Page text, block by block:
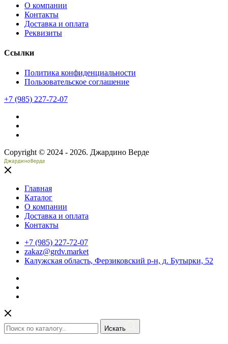
О компании
Контакты
Доставка и оплата
Реквизиты
Ссылки
Политика конфиденциальности
Пользовательское соглашение
+7 (985) 227-72-07
Copyright © 2024 - 2026. Джардино Верде
Главная
Каталог
О компании
Доставка и оплата
Контакты
+7 (985) 227-72-07
zakaz@grdv.market
Калужская область, Ферзиковский р-н, д. Бутырки, 52
Искать